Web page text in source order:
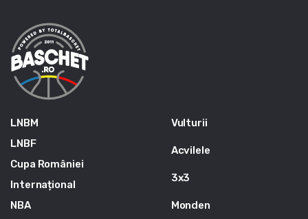
LNBM
LNBF
Cupa României
Internațional
NBA
Vulturii
Acvilele
3x3
Monden